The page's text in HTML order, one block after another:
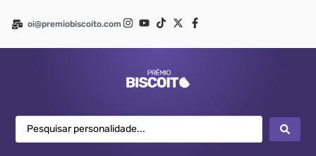
oi@premiobiscoito.com